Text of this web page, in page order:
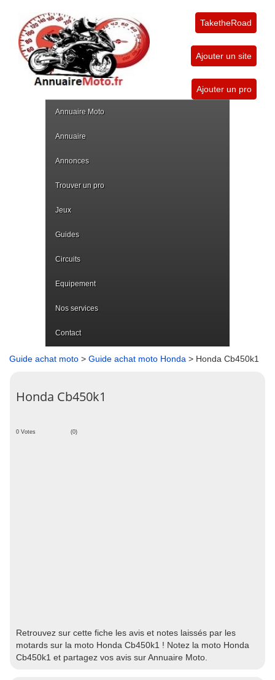
TaketheRoad
Ajouter un site
Ajouter un pro
Annuaire Moto
Annuaire
Annonces
Trouver un pro
Jeux
Guides
Circuits
Equipement
Nos services
Contact
Guide achat moto > Guide achat moto Honda > Honda Cb450k1
Honda Cb450k1
0 Votes (0)
Retrouvez sur cette fiche les avis et notes laissés par les
motards sur la moto Honda Cb450k1 ! Notez la moto Honda
Cb450k1 et partagez vos avis sur Annuaire Moto.